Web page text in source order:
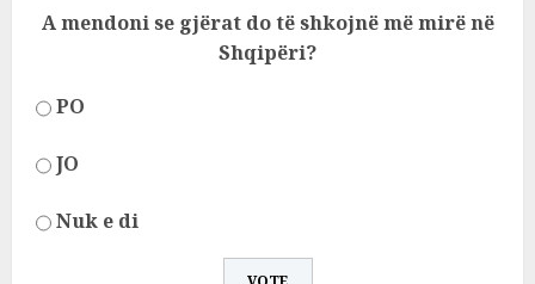
A mendoni se gjërat do të shkojnë më mirë në
Shqipëri?
PO
JO
Nuk e di